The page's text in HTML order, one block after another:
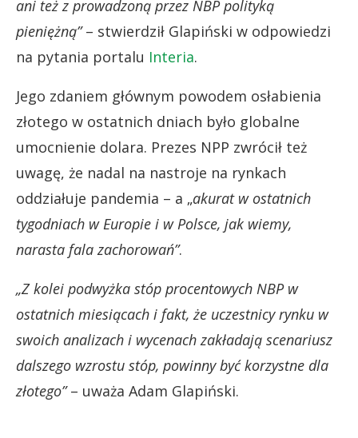
ani też z prowadzoną przez NBP polityką
pieniężną”– stwierdził Glapiński w odpowiedzi
na pytania portalu Interia.
Jego zdaniem głównym powodem osłabienia
złotego w ostatnich dniach było globalne
umocnienie dolara. Prezes NPP zwrócił też
uwagę, że nadal na nastroje na rynkach
oddziałuje pandemia – a „akurat w ostatnich
tygodniach w Europie i w Polsce, jak wiemy,
narasta fala zachorowań”.
„Z kolei podwyżka stóp procentowych NBP w
ostatnich miesiącach i fakt, że uczestnicy rynku w
swoich analizach i wycenach zakładają scenariusz
dalszego wzrostu stóp, powinny być korzystne dla
złotego”– uważa Adam Glapiński.